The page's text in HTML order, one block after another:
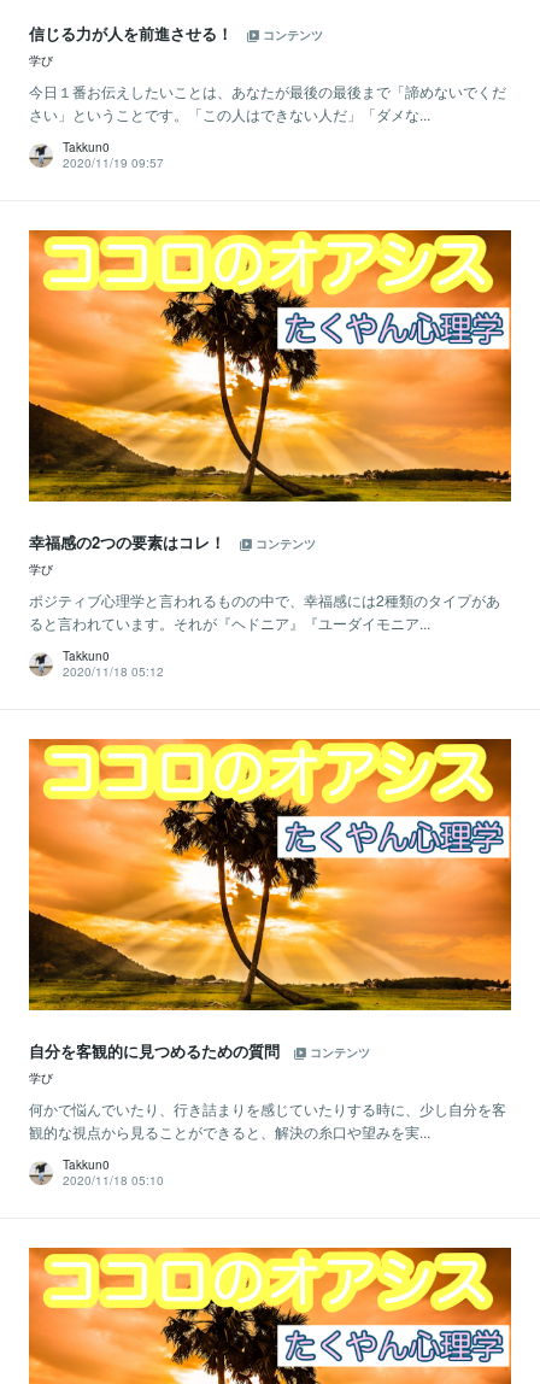
信じる力が人を前進させる！
コンテンツ
学び
今日１番お伝えしたいことは、あなたが最後の最後まで「諦めないでくだ
さい」ということです。「この人はできない人だ」「ダメな...
Takkun0
2020/11/19 09:57
幸福感の2つの要素はコレ！
コンテンツ
学び
ポジティブ心理学と言われるものの中で、幸福感には2種類のタイプがあ
ると言われています。それが『ヘドニア』『ユーダイモニア...
Takkun0
2020/11/18 05:12
自分を客観的に見つめるための質問
コンテンツ
学び
何かで悩んでいたり、行き詰まりを感じていたりする時に、少し自分を客
観的な視点から見ることができると、解決の糸口や望みを実...
Takkun0
2020/11/18 05:10